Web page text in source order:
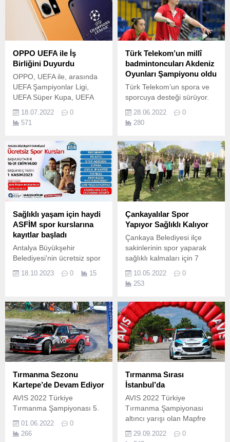
OPPO UEFA ile İş
Birliğini Duyurdu
OPPO, UEFA ile, arasında
UEFA Şampiyonlar Ligi,
UEFA Süper Kupa, UEFA
Futsal Şampiyonlar Ligi
Finalleri ve UEFA Gençlik
Ligi Finalleri'nin bulunduğu
yıllık ortaklık anlaşması
yaptı.
18.07.2022
0
571
Türk Telekom’un millî
badmintoncuları Akdeniz
Oyunları Şampiyonu oldu
Türk Telekom’un spora ve
sporcuya desteği sürüyor.
28.06.2022
0
280
Sağlıklı yaşam için haydi
ASFİM spor kurslarına
kayıtlar başladı
Antalya Büyükşehir
Belediyesi’nin ücretsiz spor
Spor ve Fitness
başladı.
18.10.2023 0 15
Çankayalılar Spor
Yapıyor Sağlıklı Kalıyor
Çankaya Belediyesi ilçe
sakinlerinin spor yaparak
sağlıklı kalmaları için 7
eşliğinde sabah sporunu
başlattı.
10.05.2022
0
253
Tırmanma Sezonu
Kartepe’de Devam Ediyor
AVIS 2022 Türkiye
Tırmanma Şampiyonası 5.
01.06.2022
0
266
Tırmanma Sırası
İstanbul’da
AVIS 2022 Türkiye
Tırmanma Şampiyonası
altıncı yarışı olan Mapfre
Sigorta Tırmanma Yarışı 02
Ekim Pazar günü Şile Darlık
29.09.2022
0